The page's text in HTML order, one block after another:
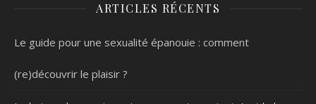
ARTICLES RÉCENTS
Le guide pour une sexualité épanouie : comment
(re)découvrir le plaisir ?